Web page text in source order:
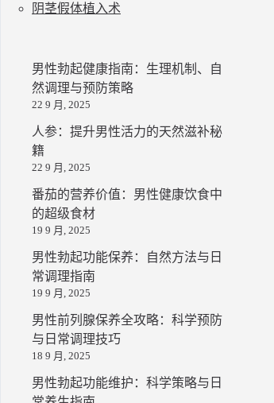
阴茎假体植入术
男性勃起健康指南：生理机制、自
然调理与预防策略
22 9 月, 2025
人参：提升男性活力的天然滋补秘
籍
22 9 月, 2025
番茄的营养价值：男性健康饮食中
的超级食材
19 9 月, 2025
男性勃起功能保养：自然方法与日
常调理指南
19 9 月, 2025
男性前列腺保养全攻略：科学预防
与日常调理技巧
18 9 月, 2025
男性勃起功能维护：科学策略与日